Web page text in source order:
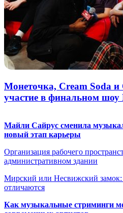
Монеточка, Cream Soda
участие в финальном шоу
Майли Сайрус сменила
новый этап карьеры
Организация рабочего
административном здании
Мирский или Несвижский замок:
отличаются
Как музыкальные стриминги